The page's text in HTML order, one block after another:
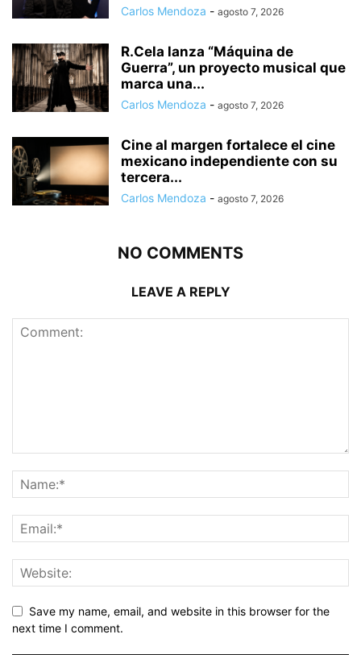
Carlos Mendoza - agosto 7, 2026
R.Cela lanza “Máquina de
Guerra”, un proyecto musical que
marca una...
Carlos Mendoza - agosto 7, 2026
Cine al margen fortalece el cine
mexicano independiente con su
tercera...
Carlos Mendoza - agosto 7, 2026
NO COMMENTS
LEAVE A REPLY
Save my name, email, and website in this browser for the
next time I comment.